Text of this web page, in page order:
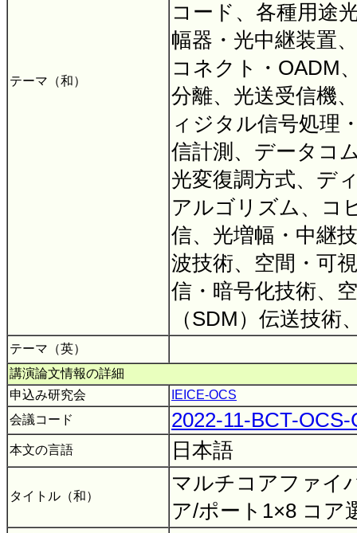
テーマ（和）
コード、各種用途
幅器・光中継装置
コネクト・OADM
分離、光送受信機
ィジタル信号処理
信計測、データコ
光変復調方式、デ
アルゴリズム、コ
信、光増幅・中継
波技術、空間・可
信・暗号化技術、
（SDM）伝送技術
テーマ（英）
講演論文情報の詳細
申込み研究会
IEICE-OCS
会議コード
2022-11-BCT-
本文の言語 日本語
タイトル（和）
マルチコアファイ
ア/ポート1×8 コア